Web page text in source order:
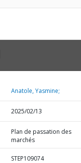
Anatole, Yasmine;
2025/02/13
Plan de passation des
marchés
STEP109074